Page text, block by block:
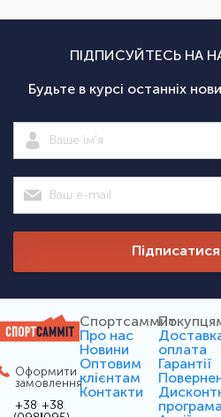
ПІДПИСУЙТЕСЬ НА
Будьте в курсі останніх
Підписатися
Оформити
замовлення
+38 +38
Спортсаммит
Про нас
Новини
Оптовим
клієнтам
Контакти
оплата
Гарантії
програма